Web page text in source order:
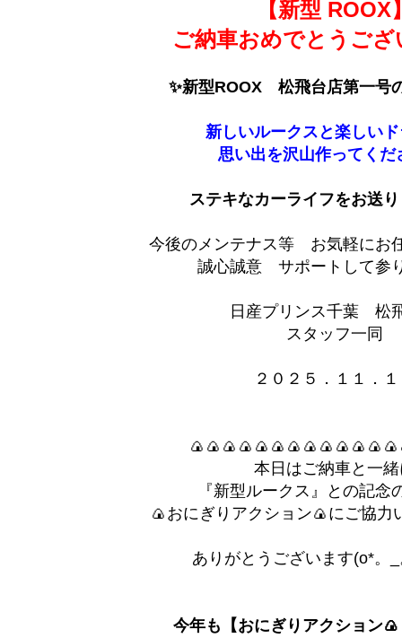
【新型 ROOX
ご納車おめでとうご
✨新型ROOX 松飛台店第一号
新しいルークスと楽しい
思い出を沢山作ってくだ
ステキなカーライフをお送
今後のメンテナス等 お気軽にお
誠心誠意 サポートして参
日産プリンス千葉 松
スタッフ一同
２０２５．１１．
本日はご納車と一
『新型ルークス』との記念
🍙おにぎりアクション🍙にご協
ありがとうございます(o*。
今年も【おにぎりアクション